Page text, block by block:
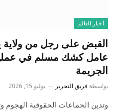
أخبار العالم
القبض على رجل من ولاية
عامل كشك مسلم في
الجريمة
بواسطة فريق التحرير يوليو 15, 2026
وتدين الجماعات الحقوقية الهجوم